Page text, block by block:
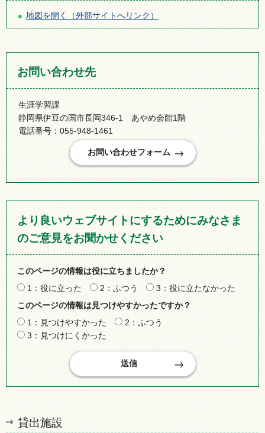
地図を開く（外部サイトへリンク）
お問い合わせ先
生涯学習課
静岡県伊豆の国市長岡346-1 あやめ会館1階
電話番号：055-948-1461
より良いウェブサイトにするためにみなさま
のご意見をお聞かせください
このページの情報は役に立ちましたか？
1：役に立った
2：ふつう
3：役に立たなかった
このページの情報は見つけやすかったですか？
1：見つけやすかった
2：ふつう
3：見つけにくかった
貸出施設